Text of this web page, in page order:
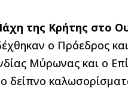
της Κρήτης στο
ο Πρόεδρος
Μύρωνας και ο
δείπνο